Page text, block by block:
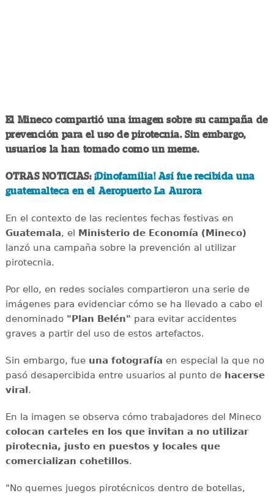
El Mineco compartió una imagen sobre su campaña de
prevención para el uso de pirotecnia. Sin embargo,
usuarios la han tomado como un meme.
OTRAS NOTICIAS:¡Dinofamilia! Así fue recibida una
guatemalteca en el Aeropuerto La Aurora
En el contexto de las recientes fechas festivas en
Guatemala, el Ministerio de Economía (Mineco)
lanzó una campaña sobre la prevención al utilizar
pirotecnia.
Por ello, en redes sociales compartieron una serie de
imágenes para evidenciar cómo se ha llevado a cabo el
denominado "Plan Belén" para evitar accidentes
graves a partir del uso de estos artefactos.
Sin embargo, fueuna fotografía en especial la que no
pasó desapercibida entre usuarios al punto de hacerse
viral.
En la imagen se observa cómo trabajadores del Mineco
colocan carteles en los que invitan a no utilizar
pirotecnia, justo en puestos y locales que
comercializan cohetillos.
"No quemes juegos pirotécnicos dentro de botellas,